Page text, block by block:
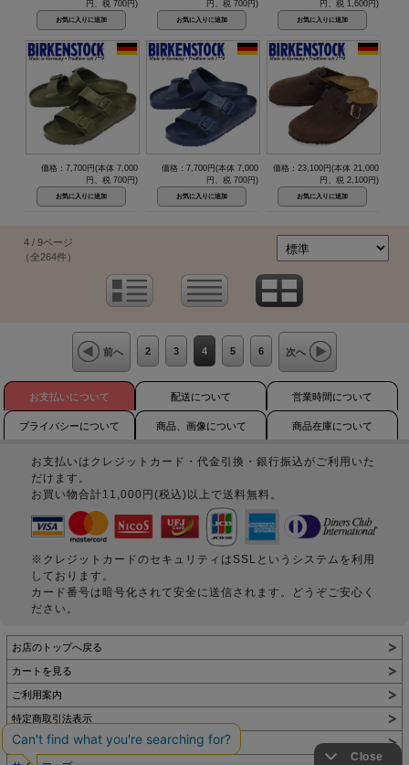
円、税 700円)
円、税 700円)
円、税 1,600円)
価格：7,700円(本体 7,000
円、税 700円)
価格：7,700円(本体 7,000
円、税 700円)
価格：23,100円(本体 21,000
円、税 2,100円)
4 / 9ページ
（全264件）
前へ 2 3 4 5 6 次へ
お支払いについて 配送について 営業時間について
プライバシーについて 商品、画像について 商品在庫について
お支払いはクレジットカード・代金引換・銀行振込がご利用いた
だけます。
お買い物合計11,000円(税込)以上で送料無料。
※クレジットカードのセキュリティはSSLというシステムを利用
しております。
カード番号は暗号化されて安全に送信されます。どうぞご安心く
ださい。
お店のトップへ戻る
カートを見る
ご利用案内
特定商取引法表示
個人情報の取扱い